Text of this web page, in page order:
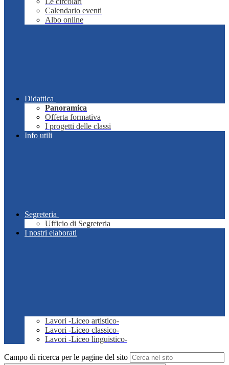
Calendario eventi
Albo online
Didattica
Panoramica
Offerta formativa
I progetti delle classi
Info utili
Segreteria
Ufficio di Segreteria
I nostri elaborati
Lavori -Liceo artistico-
Lavori -Liceo classico-
Lavori -Liceo linguistico-
Campo di ricerca per le pagine del sito